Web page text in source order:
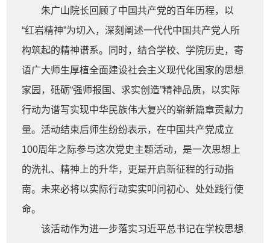
朱广山院长回顾了中国共产党的百年历程，以
“红岩精神”为切入，深刻阐述一代代中国共产党人所
构筑起的精神谱系。同时，结合学校、学院历史，寄
语广大师生厚植全面建设社会主义现代化国家的思想
家园，砥砺“强师报国、求实创造”精神品质，以实际
行动为谱写实现中华民族伟大复兴的崭新篇章贡献力
量。活动结束后师生纷纷表示，在中国共产党成立
100周年之际参与这次党史主题活动，是一次思想上
的洗礼、精神上的升华，更是开启新征程的行动指
南。未来必将以实际行动实实叩问初心、处处践行使
命。
该活动作为进一步落实习近平总书记在学校思想